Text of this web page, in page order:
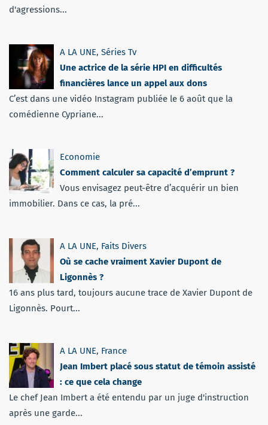
d'agressions...
A LA UNE, Séries Tv
Une actrice de la série HPI en difficultés
financières lance un appel aux dons
C’est dans une vidéo Instagram publiée le 6 août que la
comédienne Cypriane...
Economie
Comment calculer sa capacité d’emprunt ?
Vous envisagez peut-être d’acquérir un bien
immobilier. Dans ce cas, la pré...
A LA UNE, Faits Divers
Où se cache vraiment Xavier Dupont de
Ligonnès ?
16 ans plus tard, toujours aucune trace de Xavier Dupont de
Ligonnès. Pourt...
A LA UNE, France
Jean Imbert placé sous statut de témoin assisté
: ce que cela change
Le chef Jean Imbert a été entendu par un juge d'instruction
après une garde...